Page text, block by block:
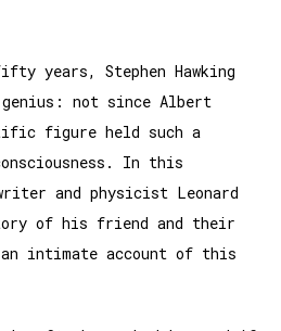
years, Stephen Hawking
genius: not since Albert
figure held such a
In this
and physicist Leonard
of his friend and their
intimate account of this